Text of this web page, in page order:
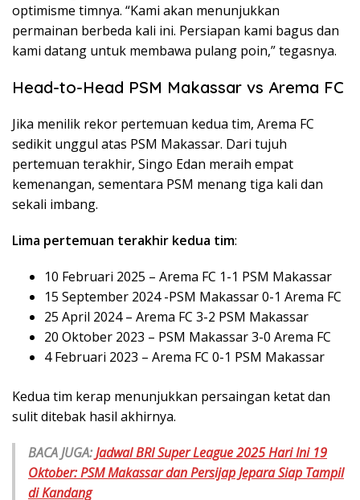
optimisme timnya. “Kami akan menunjukkan
permainan berbeda kali ini. Persiapan kami bagus dan
kami datang untuk membawa pulang poin,” tegasnya.
Head-to-Head PSM Makassar vs Arema FC
Jika menilik rekor pertemuan kedua tim, Arema FC
sedikit unggul atas PSM Makassar. Dari tujuh
pertemuan terakhir, Singo Edan meraih empat
kemenangan, sementara PSM menang tiga kali dan
sekali imbang.
Lima pertemuan terakhir kedua tim:
10 Februari 2025 – Arema FC 1-1 PSM Makassar
15 September 2024 -PSM Makassar 0-1 Arema FC
25 April 2024 – Arema FC 3-2 PSM Makassar
20 Oktober 2023 – PSM Makassar 3-0 Arema FC
4 Februari 2023 – Arema FC 0-1 PSM Makassar
Kedua tim kerap menunjukkan persaingan ketat dan
sulit ditebak hasil akhirnya.
BACA JUGA:Jadwal BRI Super League 2025 Hari Ini 19
Oktober: PSM Makassar dan Persijap Jepara Siap Tampil
di Kandang